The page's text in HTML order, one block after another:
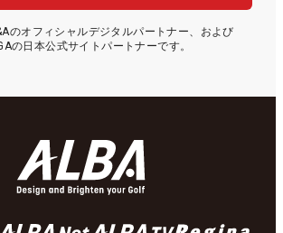
のオフィシャルデジタルパートナー、および
の日本公式サイトパートナーです。